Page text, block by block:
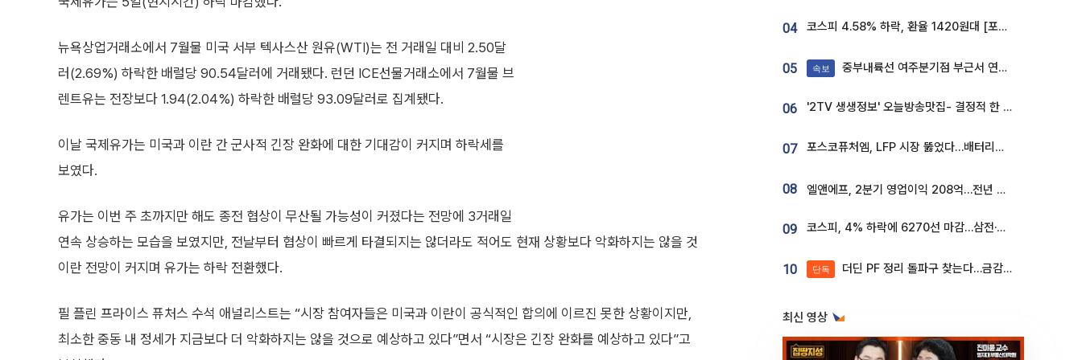
뉴욕상업거래소에서 7월물 미국 서부 텍사스산 원유(WTI)는 전 거래일 대비 2.50달
러(2.69%) 하락한 배럴당 90.54달러에 거래됐다. 런던 ICE선물거래소에서 7월물 브
렌트유는 전장보다 1.94(2.04%) 하락한 배럴당 93.09달러로 집계됐다.
이날 국제유가는 미국과 이란 간 군사적 긴장 완화에 대한 기대감이 커지며 하락세를
보였다.
유가는 이번 주 초까지만 해도 종전 협상이 무산될 가능성이 커졌다는 전망에 3거래일
연속 상승하는 모습을 보였지만, 전날부터 협상이 빠르게 타결되지는 않더라도 적어도 현재 상황보다 악화하지는 않을 것
이란 전망이 커지며 유가는 하락 전환했다.
필 플린 프라이스 퓨처스 수석 애널리스트는 “시장 참여자들은 미국과 이란이 공식적인 합의에 이르진 못한 상황이지만,
최소한 중동 내 정세가 지금보다 더 악화하지는 않을 것으로 예상하고 있다”면서 “시장은 긴장 완화를 예상하고 있다”고
04 코스피 4.58% 하락, 환율 1420원대 [포토]
05 속보 중부내륙선 여주분기점 부근서 연이은 추돌사고 발생
06 '2TV 생생정보' 오늘방송맛집- 결정적 한 수, 3종 메밀면! 메밀 소바 맛집 '의○○○○'
07 포스코퓨처엠, LFP 시장 뚫었다…배터리사와 대규모 장기 공급 합의
08 엘앤에프, 2분기 영업이익 208억…전년 比 흑자전환
09 코스피, 4% 하락에 6270선 마감…삼전·SK하닉 '와르르' 각각 6%·10%대 급락
10 단독 더딘 PF 정리 돌파구 찾는다…금감원, 1년 반 만에 매각설명회 재개
최신 영상